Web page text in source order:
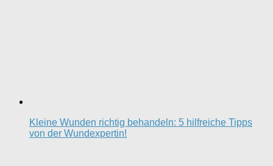
Kleine Wunden richtig behandeln: 5 hilfreiche Tipps
von der Wundexpertin!